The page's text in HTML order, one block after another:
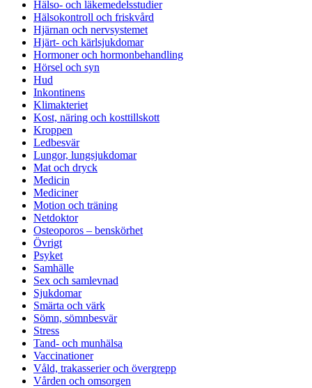
Hälso- och läkemedelsstudier
Hälsokontroll och friskvård
Hjärnan och nervsystemet
Hjärt- och kärlsjukdomar
Hormoner och hormonbehandling
Hörsel och syn
Hud
Inkontinens
Klimakteriet
Kost, näring och kosttillskott
Kroppen
Ledbesvär
Lungor, lungsjukdomar
Mat och dryck
Medicin
Mediciner
Motion och träning
Netdoktor
Osteoporos – benskörhet
Övrigt
Psyket
Samhälle
Sex och samlevnad
Sjukdomar
Smärta och värk
Sömn, sömnbesvär
Stress
Tand- och munhälsa
Vaccinationer
Våld, trakasserier och övergrepp
Vården och omsorgen